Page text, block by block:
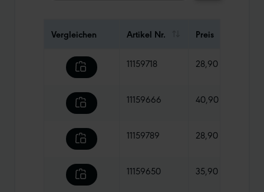
Vergleichen Artikel Nr. Preis
11159718 28,90 €
11159666 40,90 €
11159789 28,90 €
11159650 35,90 €